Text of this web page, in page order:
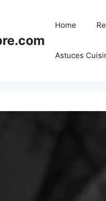
Home
Astuces